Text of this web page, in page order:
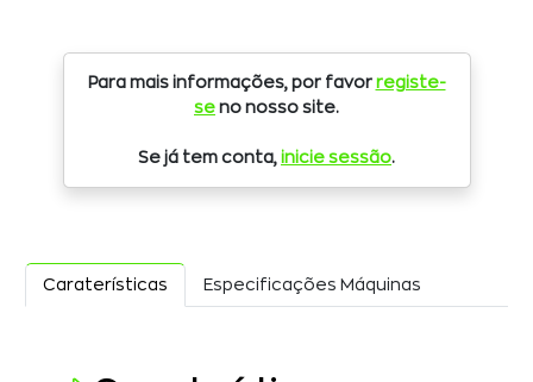
Para mais informações, por favor registe-
se no nosso site.
Se já tem conta, inicie sessão.
Caraterísticas Especificações Máquinas